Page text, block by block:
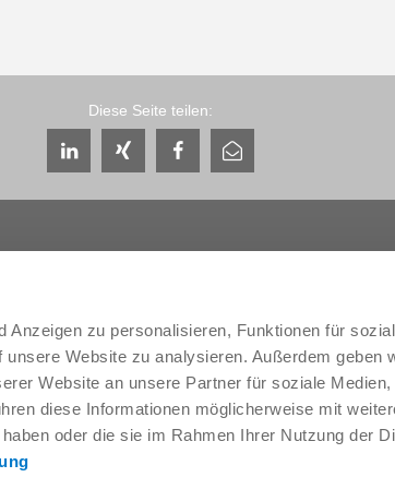
Anzeigen zu personalisieren, Funktionen für
Website zu analysieren. Außerdem geben
Website an unsere Partner für soziale Medien,
diese Informationen möglicherweise mit
oder die sie im Rahmen Ihrer Nutzung der
Diese Seite teilen:
weltweit
Unternehmen
THE KNOW-HOW FACTORY
Historie
Produktionsstandorte
Messen & Events